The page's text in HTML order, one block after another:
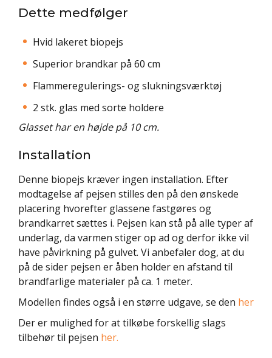
Dette medfølger
Hvid lakeret biopejs
Superior brandkar på 60 cm
Flammeregulerings- og slukningsværktøj
2 stk. glas med sorte holdere
Glasset har en højde på 10 cm.
Installation
Denne biopejs kræver ingen installation. Efter
modtagelse af pejsen stilles den på den ønskede
placering hvorefter glassene fastgøres og
brandkarret sættes i. Pejsen kan stå på alle typer af
underlag, da varmen stiger op ad og derfor ikke vil
have påvirkning på gulvet. Vi anbefaler dog, at du
på de sider pejsen er åben holder en afstand til
brandfarlige materialer på ca. 1 meter.
Modellen findes også i en større udgave, se den her
Der er mulighed for at tilkøbe forskellig slags
tilbehør til pejsen her.